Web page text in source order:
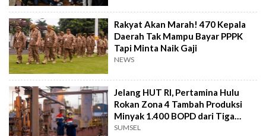
Rakyat Akan Marah! 470 Kepala
Daerah Tak Mampu Bayar PPPK
Tapi Minta Naik Gaji
NEWS
Jelang HUT RI, Pertamina Hulu
Rokan Zona 4 Tambah Produksi
Minyak 1.400 BOPD dari Tiga
Sumur Baru
SUMSEL